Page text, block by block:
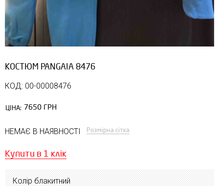
КОСТЮМ PANGAIA 8476
КОД: 00-00008476
ЦІНА: 7650 ГРН
НЕМАЄ В НАЯВНОСТІ Розмірна сітка
Купити в 1 клік
Колір блакитний